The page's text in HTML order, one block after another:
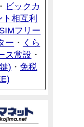
・ ビックカ
ト相互利
SIMフリー
ー ・ くら
ス常設 ・
) ・ 免税